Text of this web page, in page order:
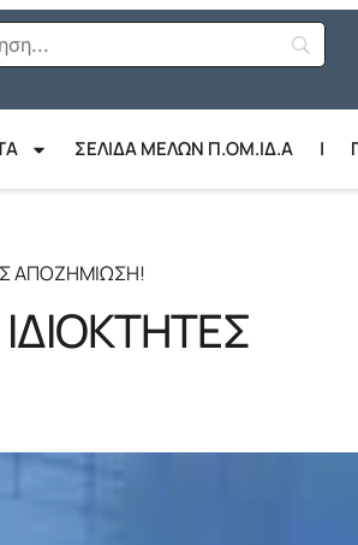
ΣΕΛΙΔΑ ΜΕΛΩΝ Π.ΟΜ.ΙΔ.Α |
ΑΠΟΖΗΜΙΩΣΗ!